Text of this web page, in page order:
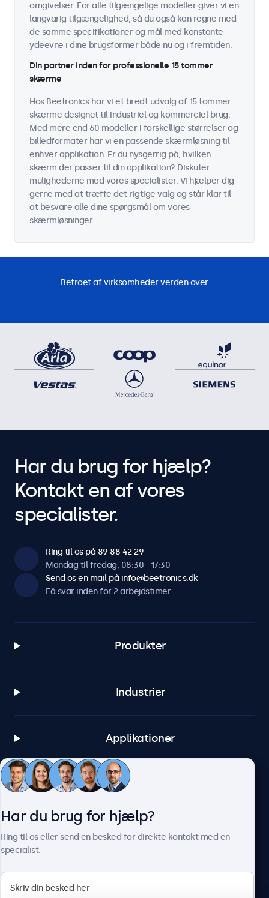
omgivelser. For alle tilgængelige modeller giver vi en
langvarig tilgængelighed, så du også kan regne med
de samme specifikationer og mål med konstante
ydeevne i dine brugsformer både nu og i fremtiden.
Din partner inden for professionelle 15 tommer
skærme
Hos Beetronics har vi et bredt udvalg af 15 tommer
skærme designet til industriel og kommerciel brug.
Med mere end 60 modeller i forskellige størrelser og
billedformater har vi en passende skærmløsning til
enhver applikation. Er du nysgerrig på, hvilken
skærm der passer til din applikation? Diskuter
mulighederne med vores specialister. Vi hjælper dig
gerne med at træffe det rigtige valg og står klar til
at besvare alle dine spørgsmål om vores
skærmløsninger.
Betroet af virksomheder verden over
Har du brug for hjælp?
Kontakt en af vores
specialister.
Ring til os på 89 88 42 29
Mandag til fredag, 08:30 - 17:30
Send os en mail på info@beetronics.dk
Få svar inden for 2 arbejdstimer
Produkter
Industrier
Applikationer
Kundeservice
Om Beetronics
Har du brug for hjælp?
Ring til os eller send en besked for direkte kontakt med en
specialist.